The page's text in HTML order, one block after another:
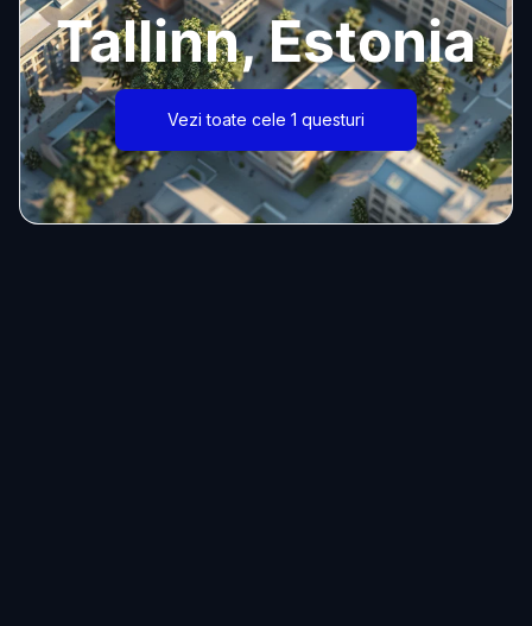
Tallinn, Estonia
Vezi toate cele 1 questuri